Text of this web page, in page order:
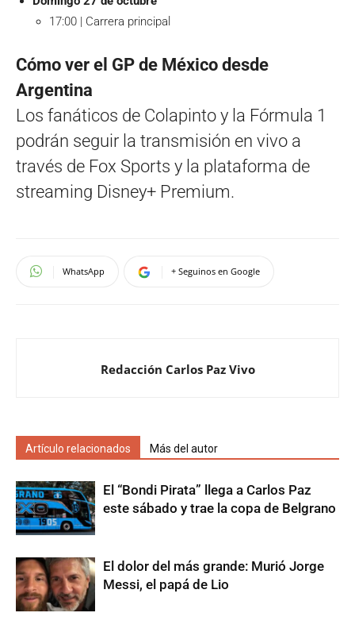
17:00 | Carrera principal
Cómo ver el GP de México desde
Argentina
Los fanáticos de Colapinto y la Fórmula 1
podrán seguir la transmisión en vivo a
través de Fox Sports y la plataforma de
streaming Disney+ Premium.
WhatsApp + Seguinos en Google
Redacción Carlos Paz Vivo
Artículo relacionados Más del autor
El “Bondi Pirata” llega a Carlos Paz
este sábado y trae la copa de Belgrano
El dolor del más grande: Murió Jorge
Messi, el papá de Lio